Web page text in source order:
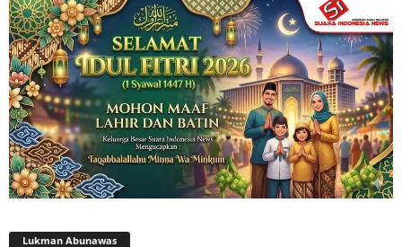
Lukman Abunawas